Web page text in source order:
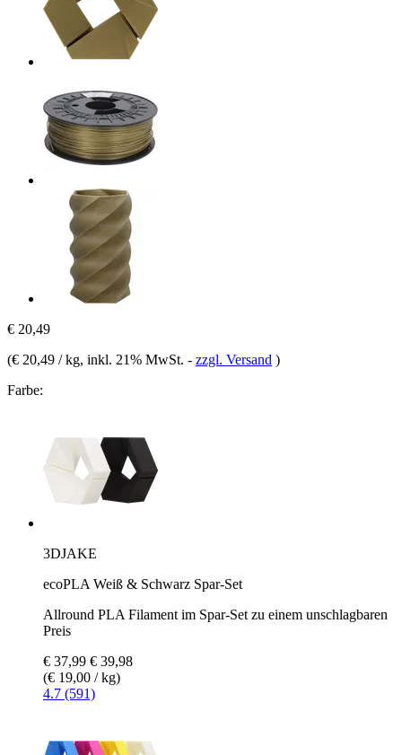
€ 20,49
(€ 20,49 / kg, inkl. 21% MwSt. - zzgl. Versand )
Farbe:
3DJAKE
ecoPLA Weiß & Schwarz Spar-Set
Allround PLA Filament im Spar-Set zu einem unschlagbaren
Preis
€ 37,99 € 39,98
(€ 19,00 / kg)
4.7 (591)